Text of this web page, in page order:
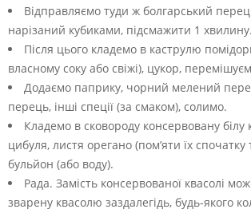
Відправляємо туди ж болгарський
нарізаний кубиками, підсмажити 1 хвилину.
Після цього кладемо в каструлю
власному соку або свіжі), цукор,
Додаємо паприку, чорний мелений
перець, інші спеції (за смаком), солимо.
Кладемо в сковороду консервовану
цибуля, листя орегано (пом’яти їх
бульйон (або воду).
Рада. Замість консервованої квасолі
зварену квасолю заздалегідь, будь-якого